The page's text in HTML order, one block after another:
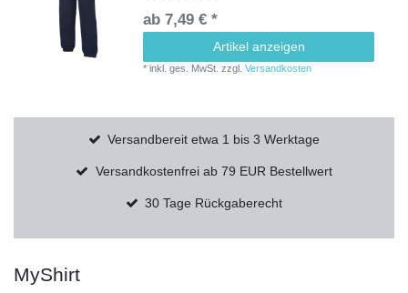
ab 7,49 € *
Artikel anzeigen
*inkl. ges. MwSt. zzgl.Versandkosten
Versandbereit etwa 1 bis 3 Werktage
Versandkostenfrei ab 79 EUR Bestellwert
30 Tage Rückgaberecht
MyShirt